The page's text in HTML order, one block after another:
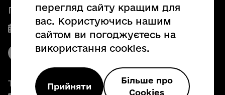
Графік роботи
Пн. - Пт. з 8:00 до 17:00
Телефони:
перегляд сайту кращим для
вас. Користуючись нашим
сайтом ви погоджуєтесь на
використання cookies.
Прийняти
Більше про
Cookies